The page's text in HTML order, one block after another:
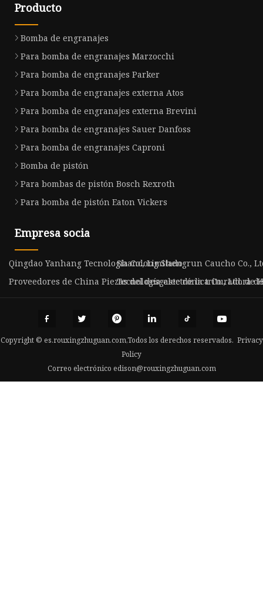
Producto
Bomba de engranajes
Para bomba de engranajes Marzocchi
Para bomba de engranajes Parker
Para bomba de engranajes externa Atos
Para bomba de engranajes externa Brevini
Para bomba de engranajes Sauer Danfoss
Para bomba de engranajes Caproni
Bomba de pistón
Para bombas de pistón Bosch Rexroth
Para bomba de pistón Eaton Vickers
Empresa socia
Qingdao Yanhang Tecnología Co., LimitadoShandong Shengrun Caucho Co.,
Proveedores de China Piezas del desgaste de la trituradora
Tecnología electrónica Co., Ltd. de
Copyright © es.rouxingzhuguan.com,Todos los derechos reservados. Privacy
Policy
Correo electrónico edison@rouxingzhuguan.com